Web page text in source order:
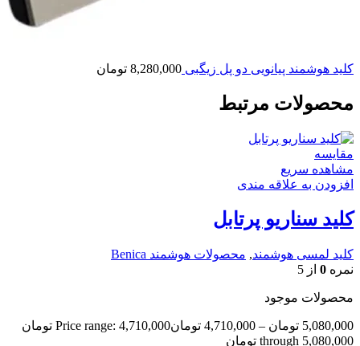
کلید هوشمند پیانویی دو پل زیگبی 8,280,000 تومان
محصولات مرتبط
مقایسه
مشاهده سریع
افزودن به علاقه مندی
کلید سناریو پرتابل
کلید لمسی هوشمند, محصولات هوشمند Benica
نمره 0 از 5
محصولات موجود
5,080,000 تومان –
4,710,000 تومان
Price range: 4,710,000 تومان
through 5,080,000 تومان